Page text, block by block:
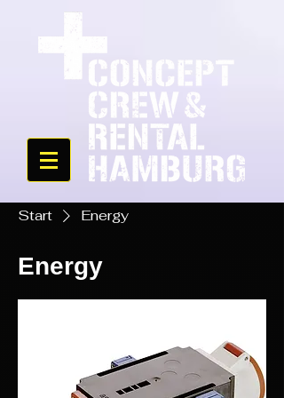
Start Energy
Energy